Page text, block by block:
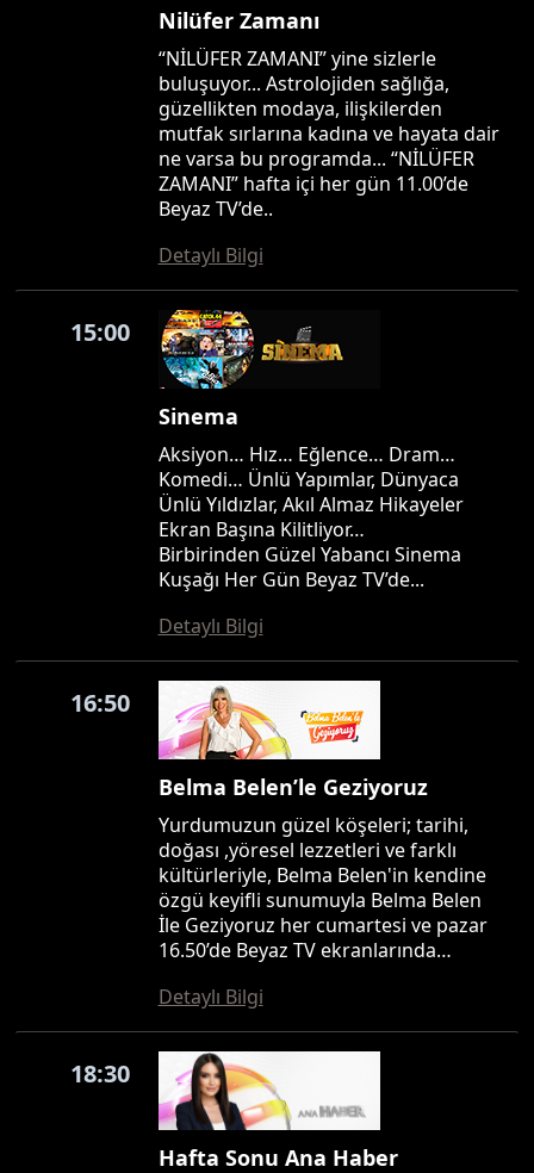
Nilüfer Zamanı
“NİLÜFER ZAMANI” yine sizlerle
buluşuyor... Astrolojiden sağlığa,
güzellikten modaya, ilişkilerden
mutfak sırlarına kadına ve hayata dair
ne varsa bu programda... “NİLÜFER
ZAMANI” hafta içi her gün 11.00’de
Beyaz TV’de..
Detaylı Bilgi
15:00
Sinema
Aksiyon… Hız… Eğlence… Dram…
Komedi… Ünlü Yapımlar, Dünyaca
Ünlü Yıldızlar, Akıl Almaz Hikayeler
Ekran Başına Kilitliyor…
Birbirinden Güzel Yabancı Sinema
Kuşağı Her Gün Beyaz TV’de...
Detaylı Bilgi
16:50
Belma Belen’le Geziyoruz
Yurdumuzun güzel köşeleri; tarihi,
doğası ,yöresel lezzetleri ve farklı
kültürleriyle, Belma Belen'in kendine
özgü keyifli sunumuyla Belma Belen
İle Geziyoruz her cumartesi ve pazar
16.50’de Beyaz TV ekranlarında…
Detaylı Bilgi
18:30
Hafta Sonu Ana Haber